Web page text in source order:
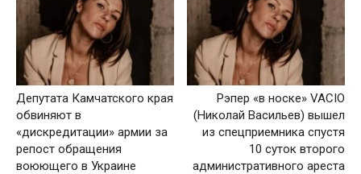
Депутата Камчатского края
обвиняют в
«дискредитации» армии за
репост обращения
воюющего в Украине
Рэпер «в носке» VACIO
(Николай Васильев) вышел
из спецприемника спустя
10 суток второго
административного ареста